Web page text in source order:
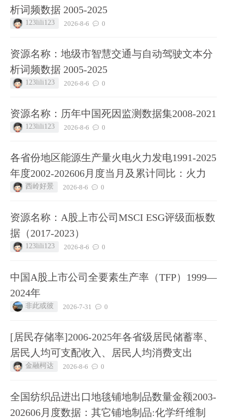
析词频数据 2005-2025
123lili123 2026-8-6 0
资源名称：地级市智慧交通与自动驾驶文本分
析词频数据 2005-2025
123lili123 2026-8-6 0
资源名称：历年中国死因监测数据集2008-2021
123lili123 2026-8-6 0
各省份地区能源生产量火电火力发电1991-2025
年度2002-202606月度当月及累计同比：火力
西岭好景 2026-8-6 0
资源名称：A股上市公司MSCI ESG评级面板数
据（2017-2023）
123lili123 2026-8-6 0
中国A股上市公司全要素生产率（TFP）1999—
2024年
非此或彼 2026-7-31 0
[居民存储率]2006-2025年各省级居民储蓄率、
居民人均可支配收入、居民人均消费支出
金融柯达 2026-8-6 0
全国纺织品进出口地毯铺地制品数量金额2003-
202606月度数据：其它铺地制品:化学纤维制